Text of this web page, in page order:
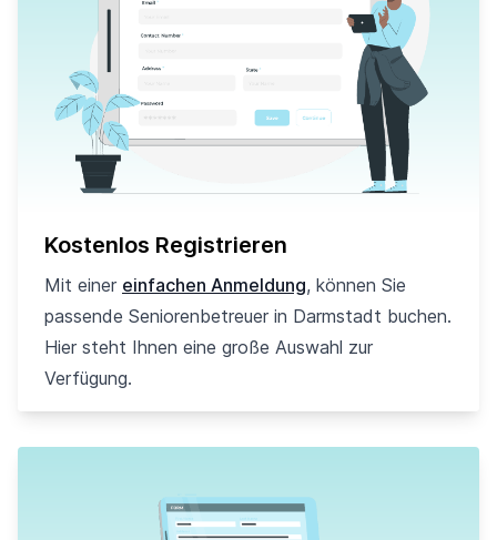
Kostenlos Registrieren
Mit einer einfachen Anmeldung, können Sie
passende Seniorenbetreuer in Darmstadt buchen.
Hier steht Ihnen eine große Auswahl zur
Verfügung.